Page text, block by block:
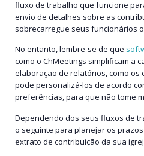
fluxo de trabalho que funcione
envio de detalhes sobre as
sobrecarregue seus funcionários
No entanto, lembre-se de que
como o ChMeetings simplificam a
elaboração de relatórios, como os
pode personalizá-los de acordo
preferências, para que não tome
Dependendo dos seus fluxos de
o seguinte para planejar os
extrato de contribuição da sua